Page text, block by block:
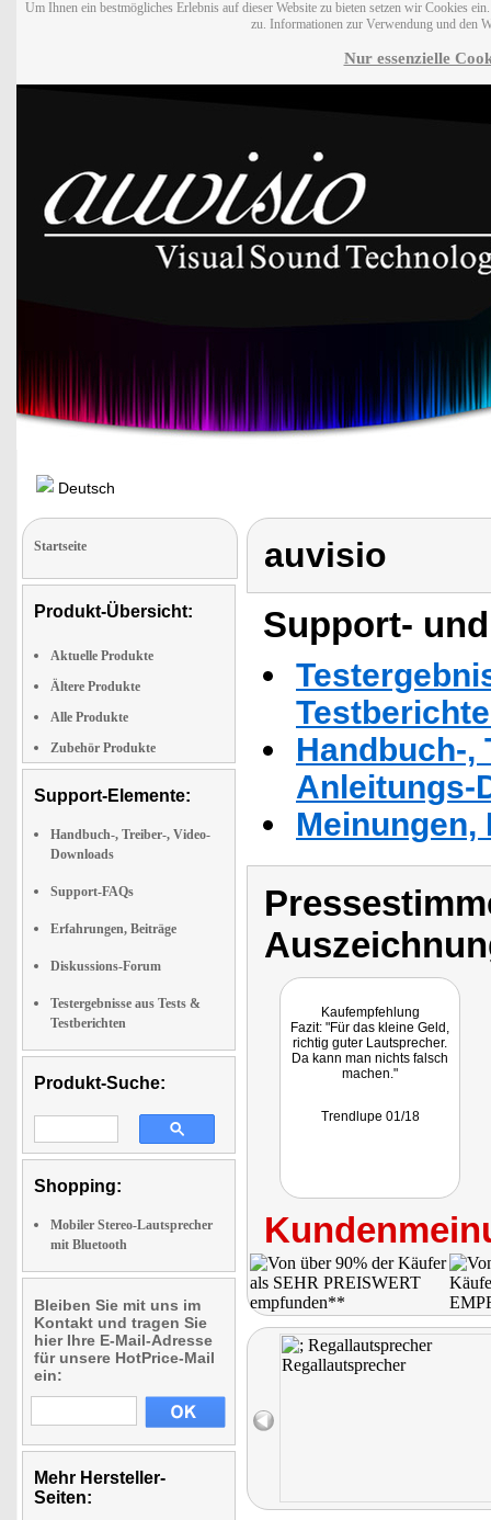
Um Ihnen ein bestmögliches Erlebnis auf dieser Website zu bieten setzen wir Cookies
zu. Informationen zur Verwendung und den
Nur essenzielle
Deutsch
Startseite
Produkt-Übersicht:
Aktuelle Produkte
Ältere Produkte
Alle Produkte
Zubehör Produkte
Support-Elemente:
Handbuch-, Treiber-, Video-
Downloads
Support-FAQs
Erfahrungen, Beiträge
Diskussions-Forum
Testergebnisse aus Tests &
Testberichten
Produkt-Suche:
Shopping:
Mobiler Stereo-Lautsprecher
mit Bluetooth
Bleiben Sie mit uns im
Kontakt und tragen Sie
hier Ihre E-Mail-Adresse
für unsere HotPrice-Mail
ein:
Mehr Hersteller-
Seiten:
auvisio
Support-
Handbuch-,
Anleitungs-
Kaufempfehlung
Fazit: "Für das kleine Geld,
richtig guter Lautsprecher.
Da kann man nichts falsch
machen."
Trendlupe 01/18